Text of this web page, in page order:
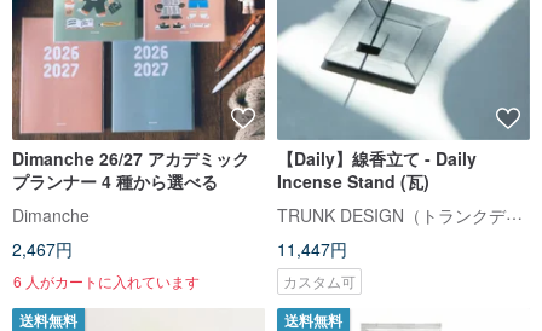
Dimanche 26/27 アカデミック
プランナー 4 種から選べる
Dimanche
2,467円
6 人がカートに入れています
【Daily】線香立て - Daily
Incense Stand (瓦)
TRUNK DESIGN（トランクデザイン）
11,447円
カスタム可
送料無料 送料無料